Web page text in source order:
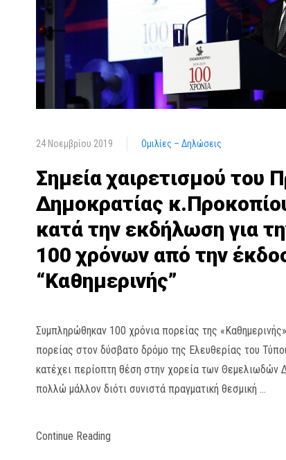
24 Νοεμβρίου 2019 Ομιλίες – Δηλώσεις
Σημεία χαιρετισμού του
Δημοκρατίας
κατά την εκδήλωση για
100 χρόνων από την
“Καθημερινής”
Συμπληρώθηκαν 100 χρόνια πορείας της
πορείας στον δύσβατο δρόμο της Ελευθερίας του
κατέχει περίοπτη θέση στην χορεία των Θεμελιωδών
πολλώ μάλλον διότι συνιστά πραγματική θεσμική …
Continue Reading